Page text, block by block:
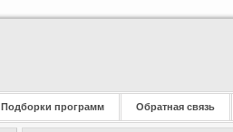
Подборки программ Обратная связь